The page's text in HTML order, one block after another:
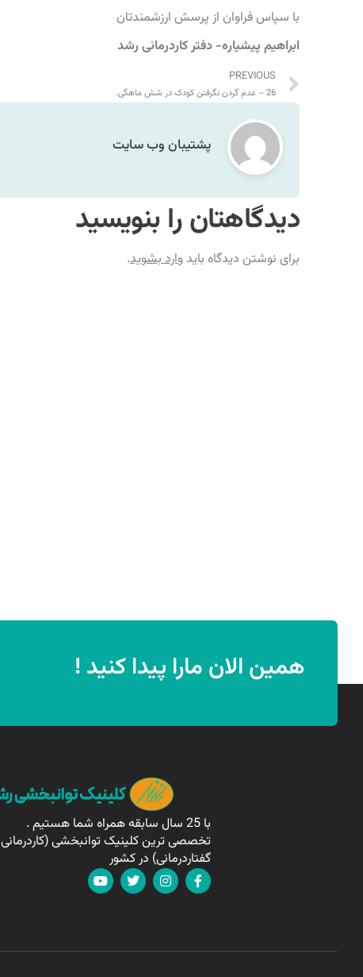
‏با سپاس فراوان از پرسش ارزشمندتان
ابراهیم پیشیاره- دفتر کاردرمانی رشد
PREVIOUS
26 – عدم گردن نگرفتن کودک در شش ماهگی.
پشتیبان وب سایت
دیدگاهتان را بنویسید
برای نوشتن دیدگاه باید وارد بشوید.
همین الان مارا پیدا کنید !
با 25 سال سابقه همراه شما هستیم .
تخصصی ترین کلینیک توانبخشی
گفتاردرمانی) در کشور